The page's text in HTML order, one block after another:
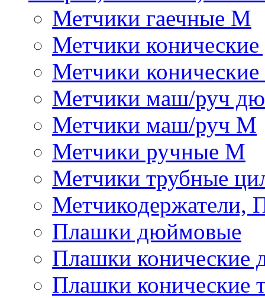
Метчики гаечные М
Метчики
Метчики
Метчики маш/руч
Метчики маш/руч М
Метчики ручные М
Метчики трубные
Метчикодержатели,
Плашки дюймовые
Плашки
Плашки конические